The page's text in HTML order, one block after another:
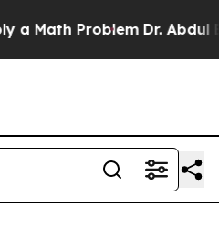
Problem Dr. Abdul El-